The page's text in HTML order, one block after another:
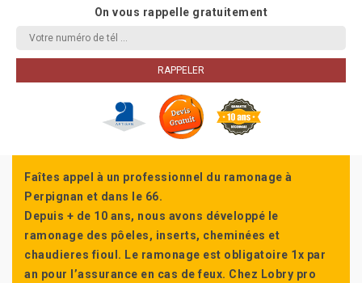
On vous rappelle gratuitement
Faîtes appel à un professionnel du ramonage à
Perpignan et dans le 66.
Depuis + de 10 ans, nous avons développé le
ramonage des pôeles, inserts, cheminées et
chaudieres fioul. Le ramonage est obligatoire 1x par
an pour l’assurance en cas de feux. Chez Lobry pro